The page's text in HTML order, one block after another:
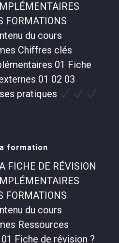
FORMATIONS
du cours
Chiffres clés
01 Fiche
01 02 03
pratiques
formation
FICHE DE RÉVISION
FORMATIONS
du cours
Ressources
Fiche de révision ?